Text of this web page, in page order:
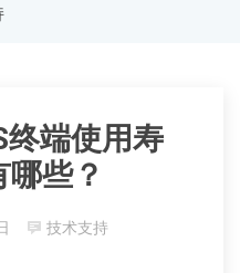
终端使用寿
些？
技术支持